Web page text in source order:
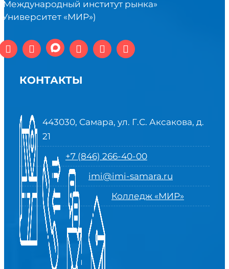
институт рынка»
«МИР»)
КОНТАКТЫ
443030, Самара, ул. Г.С. Аксакова, д.
21
+7 (846) 266-40-00
imi@imi-samara.ru
Колледж «МИР»